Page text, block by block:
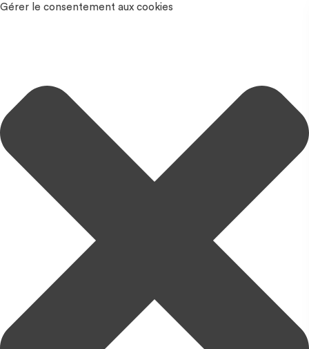
Gérer le consentement aux cookies